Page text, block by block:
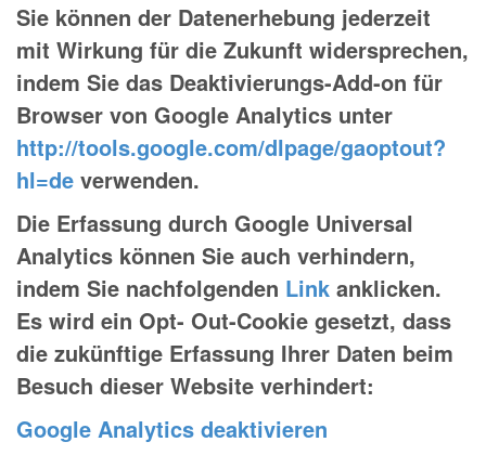
Sie können der Datenerhebung jederzeit
mit Wirkung für die Zukunft widersprechen,
indem Sie das Deaktivierungs-Add-on für
Browser von Google Analytics unter
http://tools.google.com/dlpage/gaoptout?
hl=de verwenden.
Die Erfassung durch Google Universal
Analytics können Sie auch verhindern,
indem Sie nachfolgenden Link anklicken.
Es wird ein Opt- Out-Cookie gesetzt, dass
die zukünftige Erfassung Ihrer Daten beim
Besuch dieser Website verhindert:
Google Analytics deaktivieren